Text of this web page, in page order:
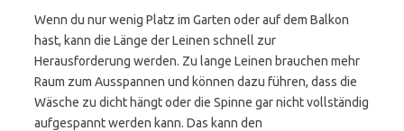
Wenn du nur wenig Platz im Garten oder auf dem Balkon
hast, kann die Länge der Leinen schnell zur
Herausforderung werden. Zu lange Leinen brauchen mehr
Raum zum Ausspannen und können dazu führen, dass die
Wäsche zu dicht hängt oder die Spinne gar nicht vollständig
aufgespannt werden kann. Das kann den